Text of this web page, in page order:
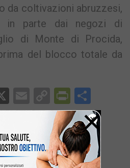
da coltivazioni abruzzesi,
in parte dai negozi di
di Monte di Procida,
del blocco totale da
X EmailCopy
Link
Sgomberati Al Rione
Residenti Ai Vigili
×